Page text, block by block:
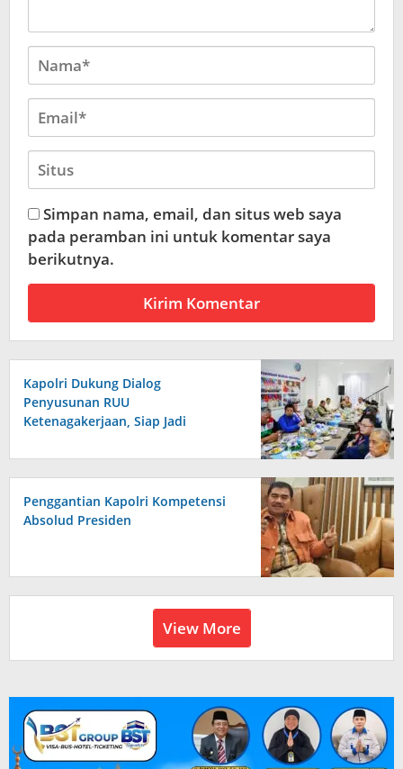
Simpan nama, email, dan situs web saya
pada peramban ini untuk komentar saya
berikutnya.
Kapolri Dukung Dialog
Penyusunan RUU
Ketenagakerjaan, Siap Jadi
Penggantian Kapolri Kompetensi
Absolud Presiden
View More